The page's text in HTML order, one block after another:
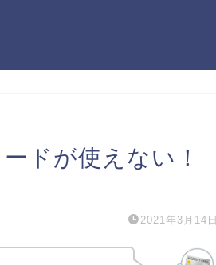
ドが使えない！
2021年3月14日